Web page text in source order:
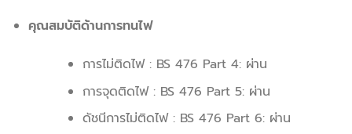
คุณสมบัติด้านการทนไฟ
การไม่ติดไฟ : BS 476 Part 4: ผ่าน
การจุดติดไฟ : BS 476 Part 5: ผ่าน
ดัชนีการไม่ติดไฟ : BS 476 Part 6: ผ่าน